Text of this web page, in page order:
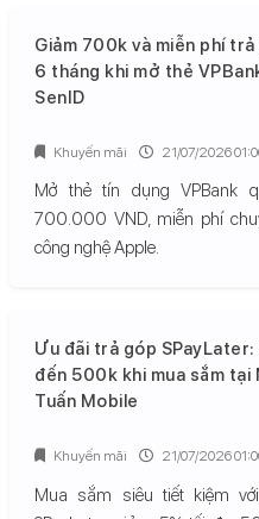
Giảm 700k và miễn phí trả
6 tháng khi mở thẻ
SenID
Mở thẻ tín dụng VPBank
700.000 VND, miễn phí
công nghệ Apple.
Khuyến mãi 21/07/2026
Ưu đãi trả góp SPayLater:
đến 500k khi mua sắm tại
Tuấn Mobile
Mua sắm siêu tiết kiệm
Khuyến mãi 21/07/2026